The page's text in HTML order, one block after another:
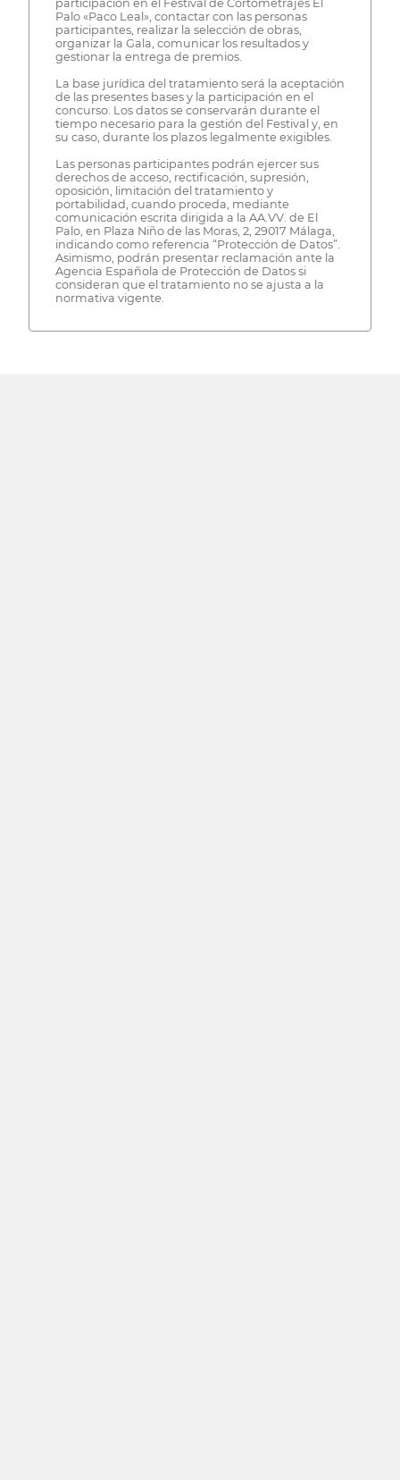
participación en el Festival de Cortometrajes El
Palo «Paco Leal», contactar con las personas
participantes, realizar la selección de obras,
organizar la Gala, comunicar los resultados y
gestionar la entrega de premios.
La base jurídica del tratamiento será la aceptación
de las presentes bases y la participación en el
concurso. Los datos se conservarán durante el
tiempo necesario para la gestión del Festival y, en
su caso, durante los plazos legalmente exigibles.
Las personas participantes podrán ejercer sus
derechos de acceso, rectificación, supresión,
oposición, limitación del tratamiento y
portabilidad, cuando proceda, mediante
comunicación escrita dirigida a la AA.VV. de El
Palo, en Plaza Niño de las Moras, 2, 29017 Málaga,
indicando como referencia “Protección de Datos”.
Asimismo, podrán presentar reclamación ante la
Agencia Española de Protección de Datos si
consideran que el tratamiento no se ajusta a la
normativa vigente.